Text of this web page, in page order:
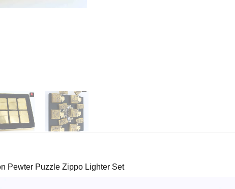
Pewter Puzzle Zippo Lighter Set